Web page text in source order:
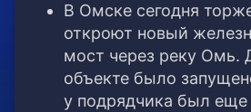
В Омске сегодня
откроют новый
мост через реку Омь.
объекте было
у подрядчика был